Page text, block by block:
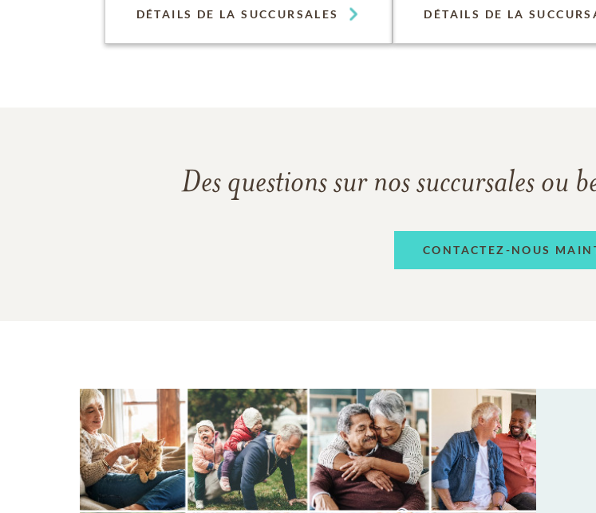
DÉTAILS DE LA SUCCURSALES DÉTAILS DE LA
Des questions sur nos succursales ou
CONTACTEZ-NOUS